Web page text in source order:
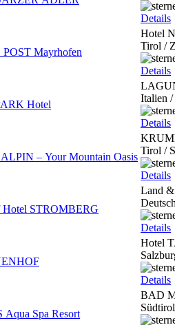
Details
Hotel
Tirol /
Details
Italien /
Details
Tirol /
Details
Land
Details
Hotel
Details
BAD